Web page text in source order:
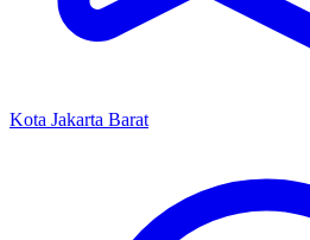
Kota Jakarta Barat